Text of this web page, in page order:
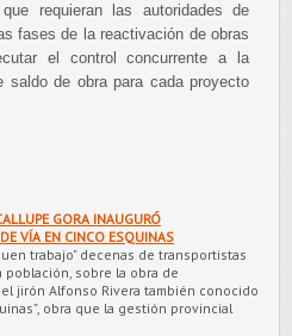
requieran las autoridades de
fases de la reactivación de obras
el control concurrente a la
saldo de obra para cada proyecto
GORA INAUGURÓ
VÍA EN CINCO ESQUINAS
trabajo” decenas de transportistas
población, sobre la obra de
jirón Alfonso Rivera también conocido
obra que la gestión provincial